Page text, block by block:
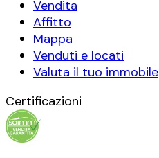
Vendita
Affitto
Mappa
Venduti e locati
Valuta il tuo immobile
Certificazioni